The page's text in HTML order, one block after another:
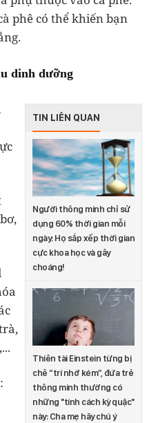
phê có thể khiến bạn
dinh dưỡng
TIN LIÊN QUAN
Người thông minh chỉ sử
dụng 60% thời gian mỗi
ngày: Họ sắp xếp thời gian
cực khoa học và gây
choáng!
Thiên tài Einstein từng bị
chê “trí nhớ kém”, đứa trẻ
thông minh thường có
những "tính cách kỳ quặc"
này: Cha mẹ hãy chú ý